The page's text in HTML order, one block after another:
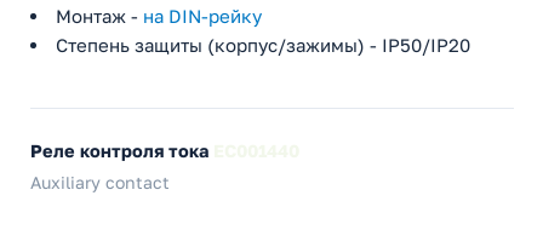
Монтаж - на DIN-рейку
Степень защиты (корпус/зажимы) - IP50/IP20
Реле контроля тока
Auxiliary contact